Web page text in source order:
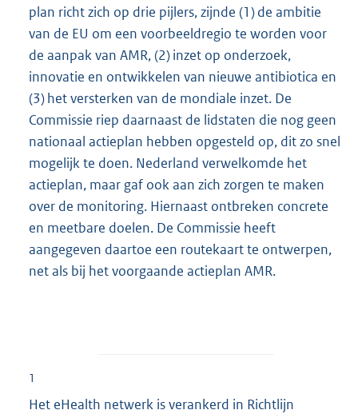
plan richt zich op drie pijlers, zijnde (1) de ambitie
van de EU om een voorbeeldregio te worden voor
de aanpak van AMR, (2) inzet op onderzoek,
innovatie en ontwikkelen van nieuwe antibiotica en
(3) het versterken van de mondiale inzet. De
Commissie riep daarnaast de lidstaten die nog geen
nationaal actieplan hebben opgesteld op, dit zo snel
mogelijk te doen. Nederland verwelkomde het
actieplan, maar gaf ook aan zich zorgen te maken
over de monitoring. Hiernaast ontbreken concrete
en meetbare doelen. De Commissie heeft
aangegeven daartoe een routekaart te ontwerpen,
net als bij het voorgaande actieplan AMR.
1
Het eHealth netwerk is verankerd in Richtlijn